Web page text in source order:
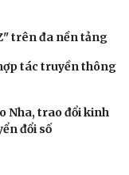
trên đa nền tảng
tác truyền thông
Nha, trao đổi kinh
đổi số